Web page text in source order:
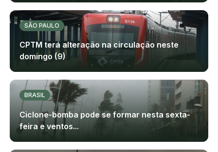
SÃO PAULO
CPTM terá alteração na circulação neste
domingo (9)
BRASIL
Ciclone-bomba pode se formar nesta sexta-
feira e ventos...